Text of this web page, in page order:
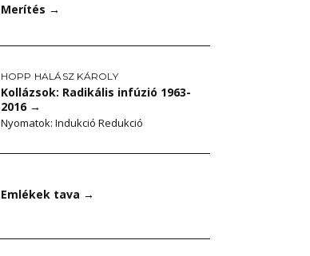
Merítés →
HOPP HALÁSZ KÁROLY
Kollázsok: Radikális infúzió 1963-
2016 →
Nyomatok: Indukció Redukció
Emlékek tava →